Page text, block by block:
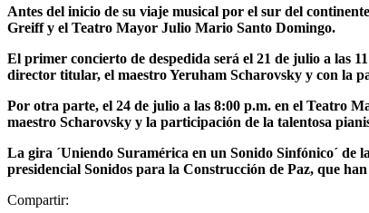
Antes del inicio de su viaje musical por el sur del
Greiff y el Teatro Mayor Julio Mario Santo Domingo.
El primer concierto de despedida será el 21 de julio a las
director titular, el maestro Yeruham Scharovsky y con la
Por otra parte, el 24 de julio a las 8:00 p.m. en el Teatro
maestro Scharovsky y la participación de la talentosa
La gira ´Uniendo Suramérica en un Sonido Sinfónico´ de
presidencial Sonidos para la Construcción de Paz, que
Compartir: